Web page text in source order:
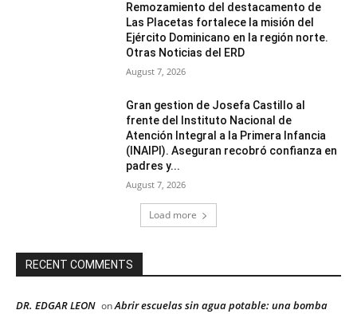
Remozamiento del destacamento de
Las Placetas fortalece la misión del
Ejército Dominicano en la región norte.
Otras Noticias del ERD
August 7, 2026
Gran gestion de Josefa Castillo al
frente del Instituto Nacional de
Atención Integral a la Primera Infancia
(INAIPI). Aseguran recobró confianza en
padres y...
August 7, 2026
Load more
RECENT COMMENTS
DR. EDGAR LEON onAbrir escuelas sin agua potable: una bomba